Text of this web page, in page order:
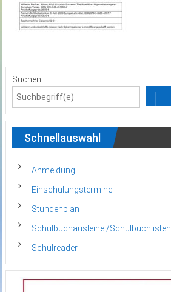
Suchen
Schnellauswahl
Anmeldung
Einschulungstermine
Stundenplan
Schulbuchausleihe /Schulbuchlisten
Schulreader